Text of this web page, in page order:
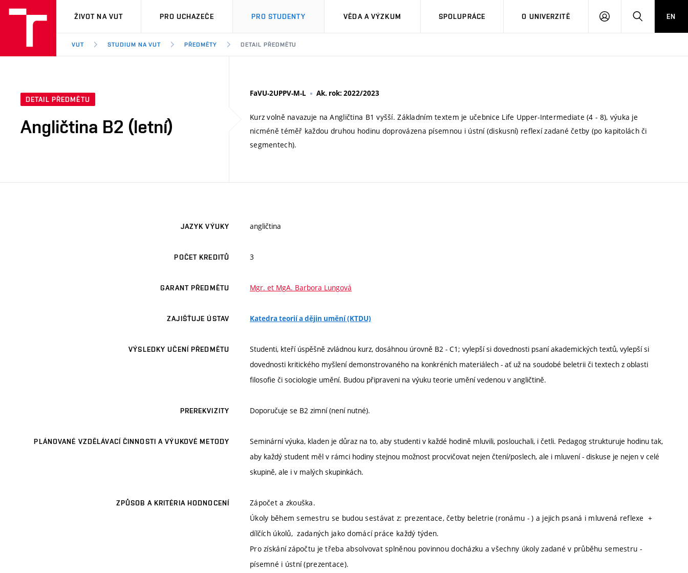
VUT
ŽIVOT NA VUT PRO UCHAZEČE PRO STUDENTY VĚDA A VÝZKUM SPOLUPRÁCE O UNIVERZITĚ
PŘIHLÁSIT HLEDATEN
VUT STUDIUM NA VUT PŘEDMĚTY DETAIL PŘEDMĚTU
DETAIL PŘEDMĚTU
Angličtina B2 (letní)
FaVU-2UPPV-M-L Ak. rok: 2022/2023
Kurz volně navazuje na Angličtina B1 vyšší. Základním textem je učebnice Life Upper-Intermediate (4 - 8), výuka je
nicméně téměř každou druhou hodinu doprovázena písemnou i ústní (diskusní) reflexí zadané četby (po kapitolách či
segmentech).
JAZYK VÝUKY angličtina
POČET KREDITŮ 3
GARANT PŘEDMĚTU Mgr. et MgA. Barbora Lungová
ZAJIŠŤUJE ÚSTAV Katedra teorií a dějin umění (KTDU)
VÝSLEDKY UČENÍ PŘEDMĚTU
Studenti, kteří úspěšně zvládnou kurz, dosáhnou úrovně B2 - C1; vylepší si dovednosti psaní akademických textů, vylepší si
dovednosti kritického myšlení demonstrovaného na konkréních materiálech - ať už na soudobé beletrii či textech z oblasti
filosofie či sociologie umění. Budou připraveni na výuku teorie umění vedenou v angličtině.
PREREKVIZITY Doporučuje se B2 zimní (není nutné).
PLÁNOVANÉ VZDĚLÁVACÍ ČINNOSTI A VÝUKOVÉ METODY
Seminární výuka, kladen je důraz na to, aby studenti v každé hodině mluvili, poslouchali, i četli. Pedagog strukturuje hodinu tak,
aby každý student měl v rámci hodiny stejnou možnost procvičovat nejen čtení/poslech, ale i mluvení - diskuse je nejen v celé
skupině, ale i v malých skupinkách.
ZPŮSOB A KRITÉRIA HODNOCENÍ
Zápočet a zkouška.
Úkoly během semestru se budou sestávat z: prezentace, četby beletrie (ronámu - ) a jejich psaná i mluvená reflexe +
dílčích úkolů, zadaných jako domácí práce každý týden.
Pro získání zápočtu je třeba absolvovat splněnou povinnou docházku a všechny úkoly zadané v průběhu semestru -
písemné i ústní (prezentace).